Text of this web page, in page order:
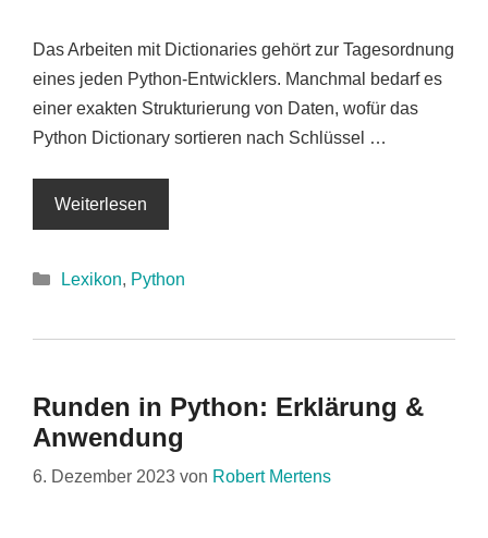
Das Arbeiten mit Dictionaries gehört zur Tagesordnung
eines jeden Python-Entwicklers. Manchmal bedarf es
einer exakten Strukturierung von Daten, wofür das
Python Dictionary sortieren nach Schlüssel …
Weiterlesen
Kategorien
Lexikon, Python
Runden in Python: Erklärung &
Anwendung
6. Dezember 2023 von Robert Mertens